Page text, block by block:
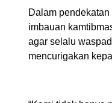
Dalam
imbauan
agar selalu
mencurigakan